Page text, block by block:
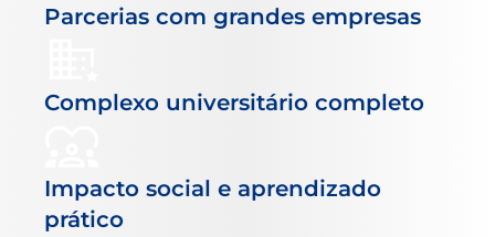
Parcerias com grandes empresas
Complexo universitário completo
Impacto social e aprendizado
prático